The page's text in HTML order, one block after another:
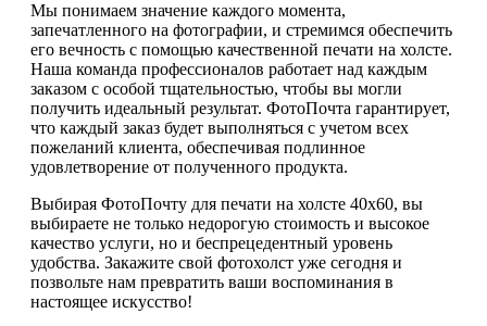
Мы понимаем значение каждого момента,
запечатленного на фотографии, и стремимся обеспечить
его вечность с помощью качественной печати на холсте.
Наша команда профессионалов работает над каждым
заказом с особой тщательностью, чтобы вы могли
получить идеальный результат. ФотоПочта гарантирует,
что каждый заказ будет выполняться с учетом всех
пожеланий клиента, обеспечивая подлинное
удовлетворение от полученного продукта.
Выбирая ФотоПочту для печати на холсте 40х60, вы
выбираете не только недорогую стоимость и высокое
качество услуги, но и беспрецедентный уровень
удобства. Закажите свой фотохолст уже сегодня и
позвольте нам превратить ваши воспоминания в
настоящее искусство!